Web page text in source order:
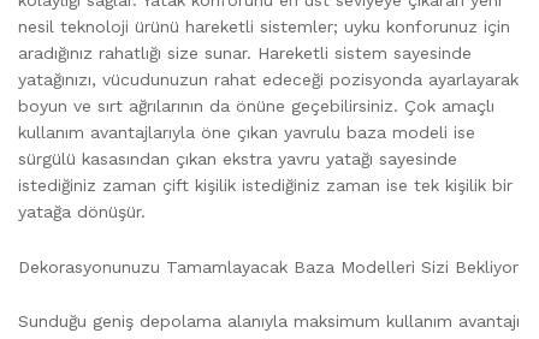
nesil teknoloji ürünü hareketli sistemler; uyku konforunuz için
aradığınız rahatlığı size sunar. Hareketli sistem sayesinde
yatağınızı, vücudunuzun rahat edeceği pozisyonda ayarlayarak
boyun ve sırt ağrılarının da önüne geçebilirsiniz. Çok amaçlı
kullanım avantajlarıyla öne çıkan yavrulu baza modeli ise
sürgülü kasasından çıkan ekstra yavru yatağı sayesinde
istediğiniz zaman çift kişilik istediğiniz zaman ise tek kişilik bir
yatağa dönüşür.
Dekorasyonunuzu Tamamlayacak Baza Modelleri Sizi Bekliyor
Sunduğu geniş depolama alanıyla maksimum kullanım avantajı